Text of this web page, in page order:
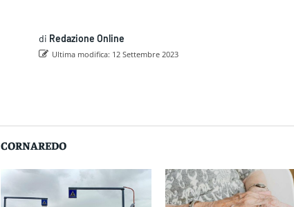
di Redazione Online
Ultima modifica: 12 Settembre 2023
CORNAREDO